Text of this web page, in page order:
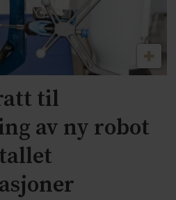
til
av ny robot